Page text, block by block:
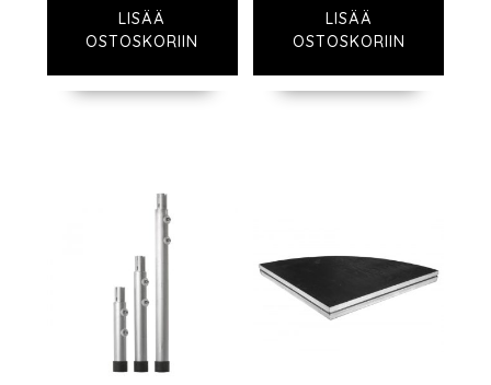
LISÄÄ
OSTOSKORIIN
LISÄÄ
OSTOSKORIIN